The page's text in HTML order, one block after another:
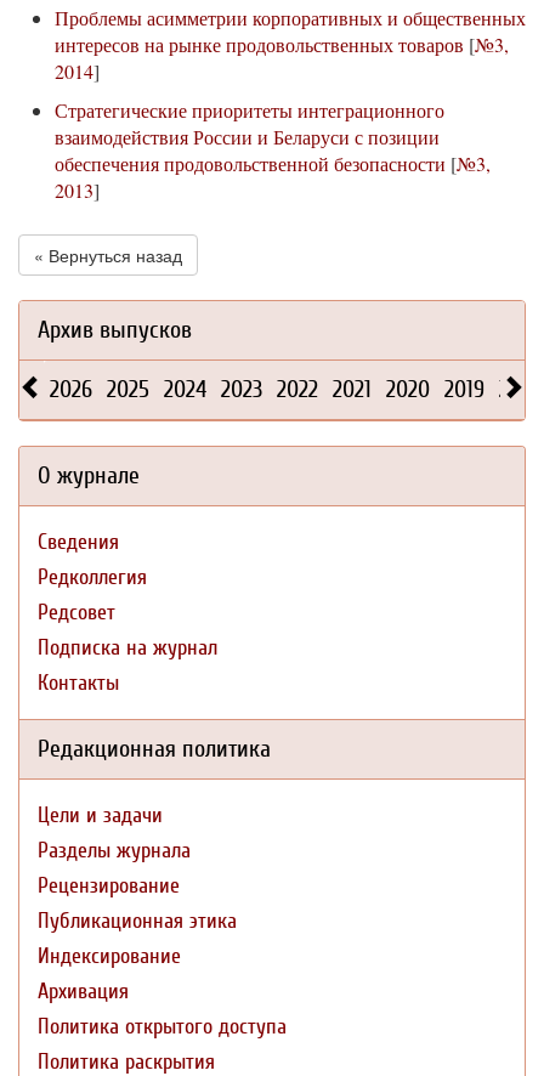
Проблемы асимметрии корпоративных и общественных
интересов на рынке продовольственных товаров [№3,
2014]
Стратегические приоритеты интеграционного
взаимодействия России и Беларуси с позиции
обеспечения продовольственной безопасности [№3,
2013]
« Вернуться назад
Архив выпусков
2026 2025 2024 2023 2022 2021 2020 2019 2018
О журнале
Сведения
Редколлегия
Редсовет
Подписка на журнал
Контакты
Редакционная политика
Цели и задачи
Разделы журнала
Рецензирование
Публикационная этика
Индексирование
Архивация
Политика открытого доступа
Политика раскрытия